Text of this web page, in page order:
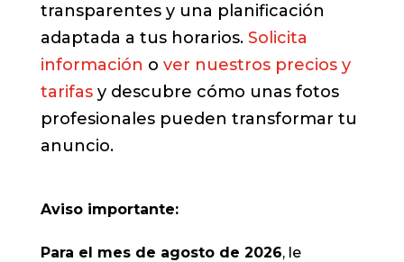
transparentes y una planificación
adaptada a tus horarios. Solicita
información o ver nuestros precios y
tarifasy descubre cómo unas fotos
profesionales pueden transformar tu
anuncio.
Aviso importante:
Para el mes de agosto de 2026, le